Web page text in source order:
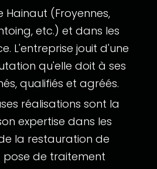
Hainaut (Froyennes,
etc.) et dans les
L'entreprise jouit d'une
qu'elle doit à ses
qualifiés et agréés.
réalisations sont la
expertise dans les
la restauration de
de traitement